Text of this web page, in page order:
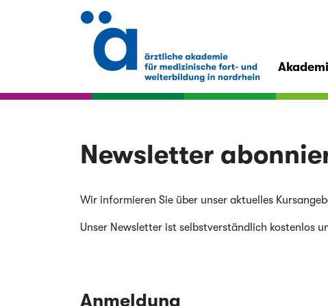
Newsletter
Wir informieren Sie über unser aktuelles
Unser Newsletter ist selbstverständlich kostenlos
Anmeldung